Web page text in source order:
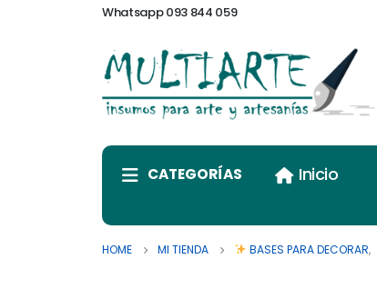
Whatsapp 093 844 059
CATEGORÍAS Inicio
HOME MI TIENDA BASES PARA DECORAR,